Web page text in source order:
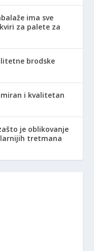
ima sve
za palete za
brodske
miran i kvalitetan
je oblikovanje
tretmana